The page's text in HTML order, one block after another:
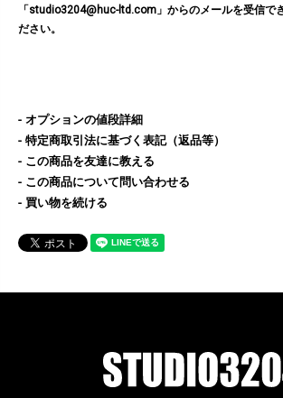
「studio3204@huc-ltd.com」からのメールを受信で
ださい。
オプションの値段詳細
特定商取引法に基づく表記（返品等）
この商品を友達に教える
この商品について問い合わせる
買い物を続ける